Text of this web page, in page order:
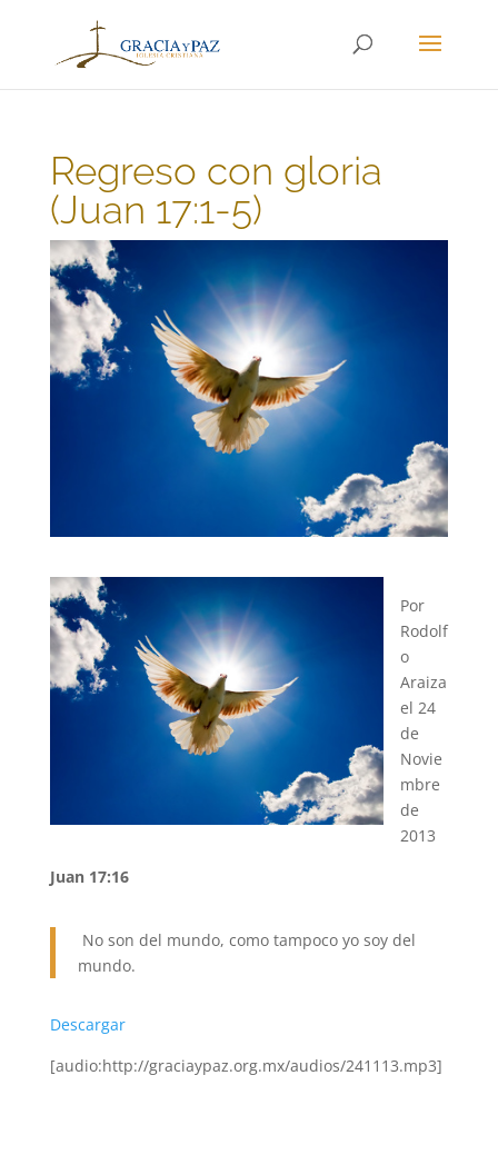
Regreso con gloria
(Juan 17:1-5)
Por
Rodolf
o
Araiza
el 24
de
Novie
mbre
de
2013
Juan 17:16
No son del mundo, como tampoco yo soy del
mundo.
Descargar
[audio:http://graciaypaz.org.mx/audios/241113.mp3]